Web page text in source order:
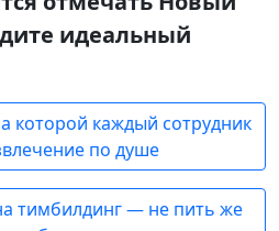
идеальный
которой каждый сотрудник
по душе
тимбилдинг — не пить же